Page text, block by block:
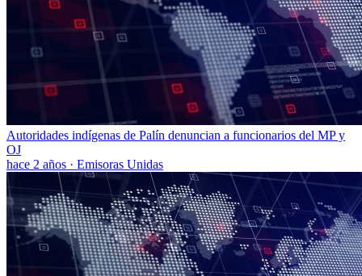
Autoridades indígenas de Palín denuncian a funcionarios del MP y
OJ
hace 2 años · Emisoras Unidas